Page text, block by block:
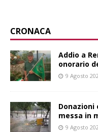
CRONACA
Addio a
onorario
9 Agosto
messa in
9 Agosto